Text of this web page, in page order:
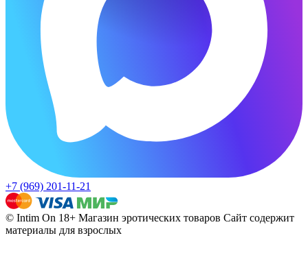
+7 (969) 201-11-21
© Intim On 18+ Магазин эротических товаров Сайт содержит
материалы для взрослых